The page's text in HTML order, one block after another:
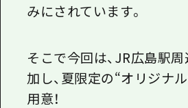
みにされています。
そこで今回は、JR広島駅
加し、夏限定の“オリジナ
用意！